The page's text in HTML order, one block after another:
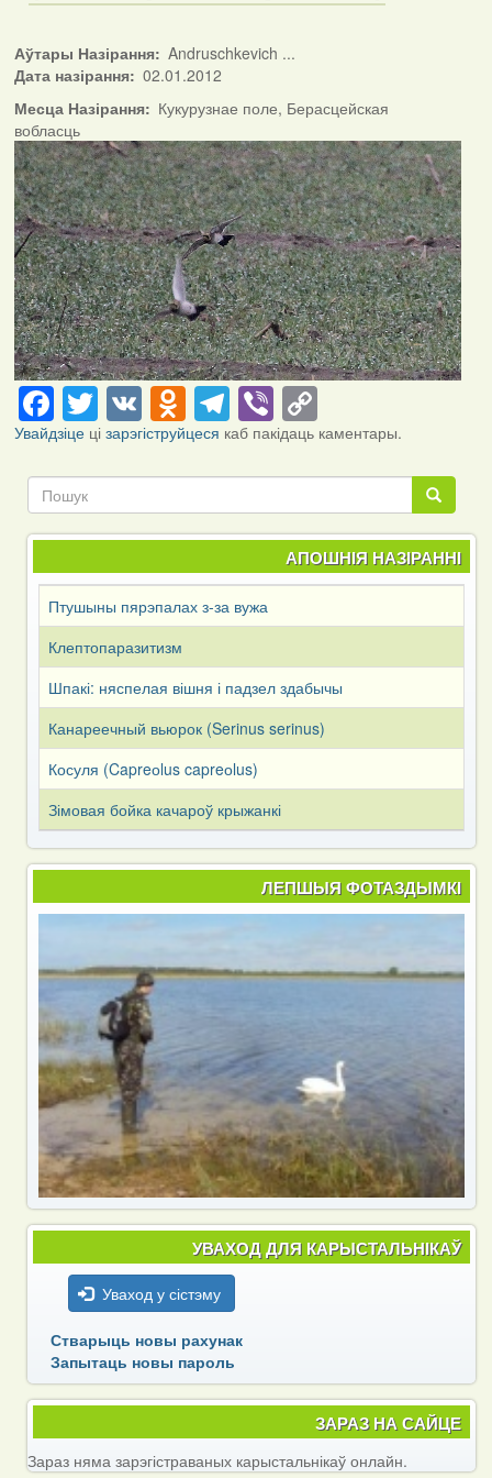
Аўтары Назірання
Andruschkevich ...
Дата назірання
02.01.2012
Месца Назірання
Кукурузнае поле, Берасцейская
вобласць
Facebook
Twitter
VKOdnoklassniki
Telegram
ViberCopy
Link
Увайдзіцеці зарэгіструйцеся каб пакідаць каментары.
Пошук
Пошук
АПОШНІЯ НАЗІРАННІ
Птушыны пярэпалах з-за вужа
Клептопаразитизм
Шпакі: няспелая вішня і падзел здабычы
Канареечный вьюрок (Serinus serinus)
Косуля (Capreоlus capreоlus)
Зімовая бойка качароў крыжанкі
ЛЕПШЫЯ ФОТАЗДЫМКІ
УВАХОД ДЛЯ КАРЫСТАЛЬНІКАЎ
Уваход у сістэму
Стварыць новы рахунак
Запытаць новы пароль
ЗАРАЗ НА САЙЦЕ
Зараз няма зарэгістраваных карыстальнікаў онлайн.